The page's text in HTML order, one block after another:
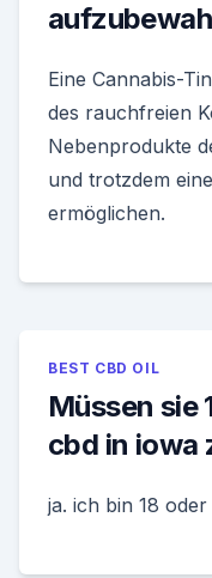
Eine Cannabis-
des rauchfreien
Nebenprodukte
und trotzdem
ermöglichen.
BEST CBD OIL
Müssen sie
cbd in iowa
ja. ich bin 18